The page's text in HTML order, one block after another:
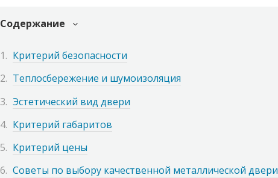
Содержание
Критерий безопасности
Теплосбережение и шумоизоляция
Эстетический вид двери
Критерий габаритов
Критерий цены
Советы по выбору качественной металлической двери